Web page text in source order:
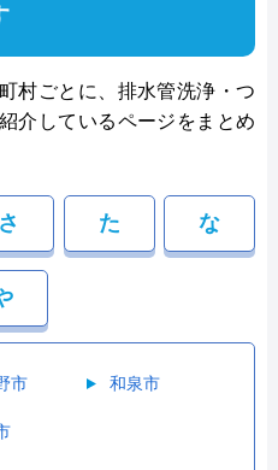
村ごとに、排水管洗浄・つ
介しているページをまとめ
さ た な
市 和泉市